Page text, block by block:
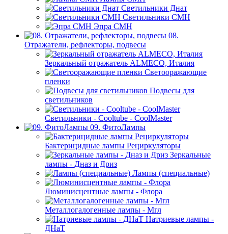
Светильники Днат
Светильники СМН
Эпра СМН
08.
Отражатели, рефлекторы, подвесы
Зеркальный отражатель ALMECO, Италия
Светооражающие
пленки
Подвесы для
светильников
Светильники - Cooltube - CoolMaster
09. ФитоЛампы
Бактерицидные лампы Рециркуляторы
Зеркальные
лампы - Дназ и Дриз
Лампы (специальные)
Люминисцентные лампы - Флора
Металлогалогенные лампы - Мгл
Натриевые лампы -
ДНаТ